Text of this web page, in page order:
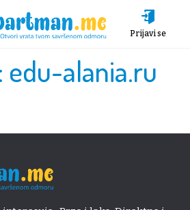
Prijavi se
edu-alania.ru